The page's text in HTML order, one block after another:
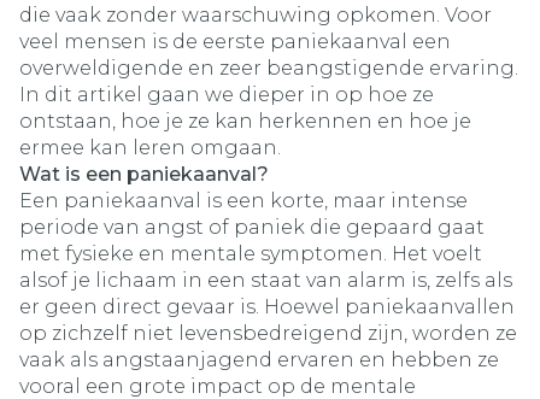
die vaak zonder waarschuwing opkomen. Voor
veel mensen is de eerste paniekaanval een
overweldigende en zeer beangstigende ervaring.
In dit artikel gaan we dieper in op hoe ze
ontstaan, hoe je ze kan herkennen en hoe je
ermee kan leren omgaan.
Wat is een paniekaanval?
Een paniekaanval is een korte, maar intense
periode van angst of paniek die gepaard gaat
met fysieke en mentale symptomen. Het voelt
alsof je lichaam in een staat van alarm is, zelfs als
er geen direct gevaar is. Hoewel paniekaanvallen
op zichzelf niet levensbedreigend zijn, worden ze
vaak als angstaanjagend ervaren en hebben ze
vooral een grote impact op de mentale